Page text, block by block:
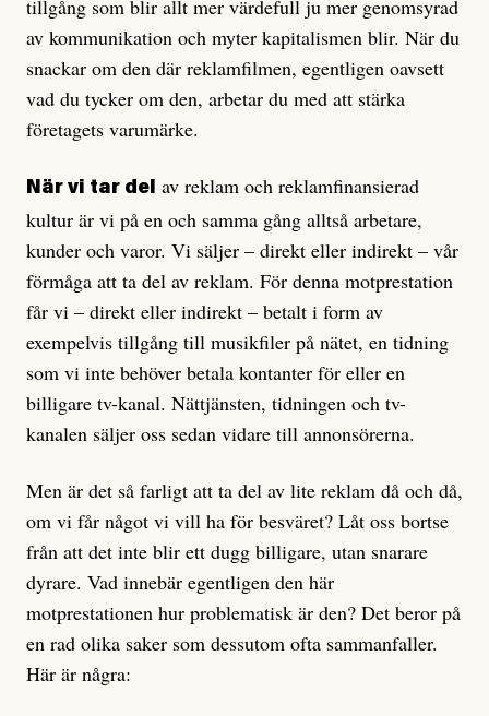
tillgång som blir allt mer värdefull ju mer genomsyrad
av kommunikation och myter kapitalismen blir. När du
snackar om den där reklamfilmen, egentligen oavsett
vad du tycker om den, arbetar du med att stärka
företagets varumärke.
När vi tar del av reklam och rek­lam­finansierad
kultur är vi på en och samma gång alltså arbetare,
kunder och varor. Vi säljer – direkt eller indirekt – vår
förmåga att ta del av reklam. För denna motprestation
får vi – direkt eller indirekt – betalt i form av
exempelvis tillgång till musikfiler på nätet, en tidning
som vi inte behöver betala kontanter för eller en
billigare tv-kanal. Nättjänsten, tidningen och tv-
kanalen säljer oss sedan vidare till annonsörerna.
Men är det så farligt att ta del av lite reklam då och då,
om vi får något vi vill ha för besväret? Låt oss bortse
från att det inte blir ett dugg billigare, utan snarare
dyrare. Vad innebär egentligen den här
motprestationen hur problematisk är den? Det beror på
en rad olika saker som dessutom ofta sammanfaller.
Här är några: